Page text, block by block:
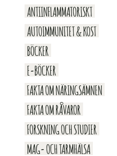
ANTIINFLAMMATORISKT
AUTOIMMUNITET & KOST
BÖCKER
E-BÖCKER
FAKTA OM NÄRINGSÄMNEN
FAKTA OM RÅVAROR
FORSKNING OCH STUDIER
MAG- OCH TARMHÄLSA